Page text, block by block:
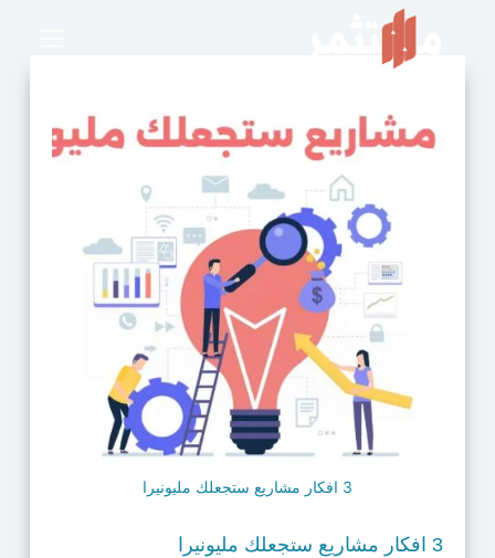
3 افكار مشاريع ستجعلك مليونيرا
3 افكار مشاريع ستجعلك مليونيرا